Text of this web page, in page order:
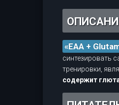
«EAA +
синтезировать
тренировки,
содержит